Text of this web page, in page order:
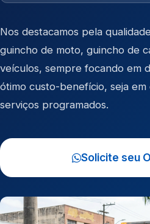
Nos destacamos pela
guincho de moto, guincho de
veículos, sempre focando em
ótimo custo-benefício, seja
serviços programados.
Solicite seu